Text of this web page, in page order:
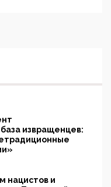
извращенцев:
нацистов и